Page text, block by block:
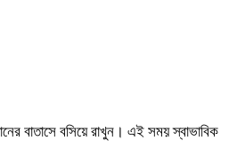
বাতাসে বসিয়ে রাখুন। এই সময় স্বাভাবিক